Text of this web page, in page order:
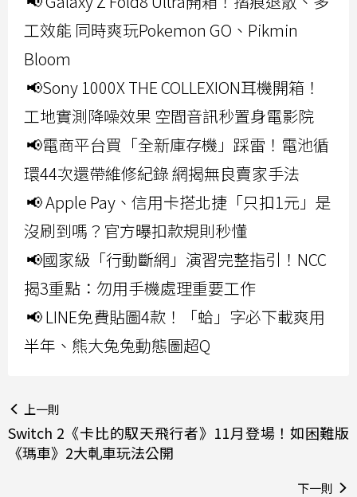
工效能 同時爽玩Pokemon GO、Pikmin
Bloom
📢Sony 1000X THE COLLEXION耳機開箱！
工地實測降噪效果 空間音訊秒置身電影院
📢電商平台買「全新庫存機」踩雷！電池循
環44次還帶維修紀錄 網揭無良賣家手法
📢 Apple Pay、信用卡搭北捷「只扣1元」是
沒刷到嗎？官方曝扣款規則秒懂
📢國家級「行動斷網」演習完整指引！NCC
揭3重點：勿用手機處理重要工作
📢 LINE免費貼圖4款！「蛤」字必下載爽用
半年、熊大兔兔動態圖超Q
上一則
Switch 2《卡比的馭天飛行者》11月登場！如困難版
《瑪車》2大軋車玩法公開
下一則